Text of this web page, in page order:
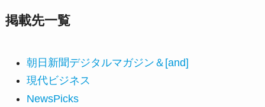
掲載先一覧
朝日新聞デジタルマガジン＆[and]
現代ビジネス
NewsPicks